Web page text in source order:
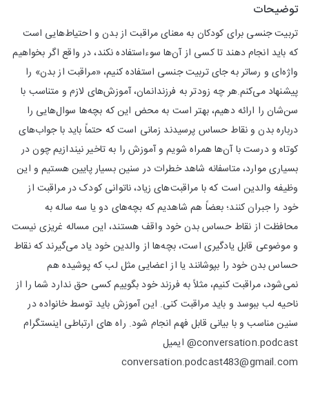
توضیحات
تربیت جنسی برای کودکان به معنای مراقبت از بدن و احتیاط‌هایی است
که باید انجام دهند تا کسی از آن‌ها سوءاستفاده نکند، در واقع اگر بخواهیم
واژه‌ای و رساتر به جای تربیت جنسی استفاده کنیم، «مراقبت از بدن» را
پیشنهاد می‌کنم.هر چه زودتر به فرزندانمان، آموزش‌های لازم و متناسب با
سن‌شان را ارائه دهیم، بهتر است به محض این که بچه‌ها سوال‌هایی را
درباره بدن و نقاط حساس پرسیدند زمانی است که حتماً باید با جواب‌های
کوتاه و درست با آن‌ها همراه شویم و آموزش را به تاخیر نیندازیم چون در
بسیاری موارد، متاسفانه شاهد خطرات در سنین بسیار پایین هستیم و این
وظیفه والدین است که با مراقبت‌های زیاد، ناتوانی کودک در مراقبت از
خود را جبران کنند؛ بعضاً هم شاهدیم که بچه‌های دو یا سه ساله به
محافظت از نقاط حساس بدن خود واقف هستند، این مساله غریزی نیست
و موضوعی قابل یادگیری است، بچه‌ها از والدین خود یاد می‌گیرند که نقاط
حساس بدن خود را بپوشانند یا از اعضایی مثل لب که پوشیده هم
نمی‌شود، مراقبت کنیم، مثلاً به فرزند خود بگوییم کسی حق ندارد شما را از
ناحیه لب ببوسد و باید مراقبت کنی. این‌ آموزش باید توسط خانواده در
سنین مناسب و با بیانی قابل فهم انجام شود. راه های ارتباطی اینستگرام
conversation.podcast@ ایمیل
conversation.podcast483@gmail.com